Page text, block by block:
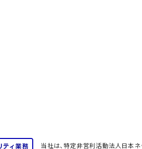
当社は、特定非営利活動法人日本ネ